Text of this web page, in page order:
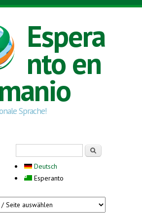
Espera
nto en
Sprache!
Deutsch
Esperanto